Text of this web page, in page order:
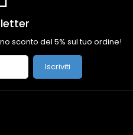
sconto del 5% sul tuo ordine!
Iscriviti